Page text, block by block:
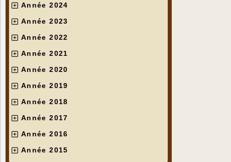
Année 2024
Année 2023
Année 2022
Année 2021
Année 2020
Année 2019
Année 2018
Année 2017
Année 2016
Année 2015